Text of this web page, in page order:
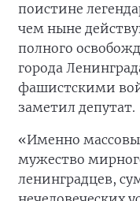
поистине
чем ныне
полного
города
фашистскими
заметил депутат.
«Именно
мужество
ленинградцев,